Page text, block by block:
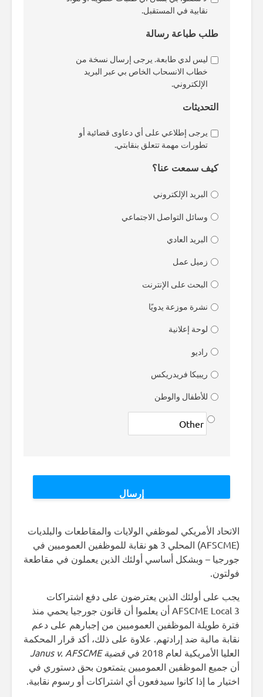
نقابية في المستقبل.
طلب طباعة رسالة
ليس لدي طابعة. يرجى إرسال نسخة من
خطاب الانسحاب الخاص بي عبر البريد
الإلكتروني.
التحديثات
يرجى إطلاعي على أي دعاوى قضائية أو
تطورات مهمة تتعلق بنقابتي.
كيف سمعت عنا؟
البريد الإلكتروني
وسائل التواصل الاجتماعي
البريد العادي
زميل عمل
البحث على الإنترنت
نشرة موزعة يدويًا
لوحة إعلانية
راديو
ريبيكا فريدريكس
للأطفال والوطن
الاتحاد الأمريكي لموظفي الولايات والمقاطعات والبلديات
(AFSCME) المحلي 3 هو نقابة للموظفين العموميين في
جورجيا – وبشكل أساسي أولئك الذين يعملون في مقاطعة
فولتون.
يجب على أولئك الذين يعترضون على دفع اشتراكات
AFSCME Local 3 أن يعلموا أن قانون جورجيا يحمي منذ
فترة طويلة الموظفين العموميين من إجبارهم على دعم
نقابة مالية ضد إرادتهم. علاوة على ذلك، أكد قرار المحكمة
العليا الأمريكية لعام 2018 في
قضية Janus v. AFSCME
أن جميع الموظفين العموميين يتمتعون بحق دستوري في
اختيار ما إذا كانوا سيدفعون أي اشتراكات أو رسوم نقابية.